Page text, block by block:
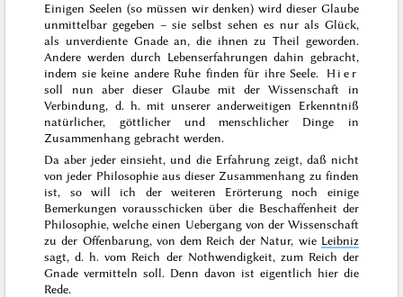
Einigen Seelen (so müssen wir denken) wird dieser Glaube
unmittelbar gegeben – sie selbst sehen es nur als Glück,
als unverdiente Gnade an, die ihnen zu Theil geworden.
Andere werden durch Lebenserfahrungen dahin gebracht,
indem sie keine andere Ruhe finden für ihre Seele.
Hier
soll nun aber dieser Glaube mit der Wissenschaft in
Verbindung, d. h. mit unserer anderweitigen Erkenntniß
natürlicher, göttlicher und menschlicher Dinge in
Zusammenhang gebracht werden.
Da aber jeder einsieht, und die Erfahrung zeigt, daß nicht
von jeder Philosophie aus dieser Zusammenhang zu finden
ist, so will ich der weiteren Erörterung noch einige
Bemerkungen vorausschicken über die Beschaffenheit der
Philosophie, welche einen Uebergang von der Wissenschaft
zu der Offenbarung, von dem Reich der Natur, wie Leibniz
sagt, d. h. vom Reich der Nothwendigkeit, zum Reich der
Gnade vermitteln soll. Denn davon ist eigentlich hier die
Rede.